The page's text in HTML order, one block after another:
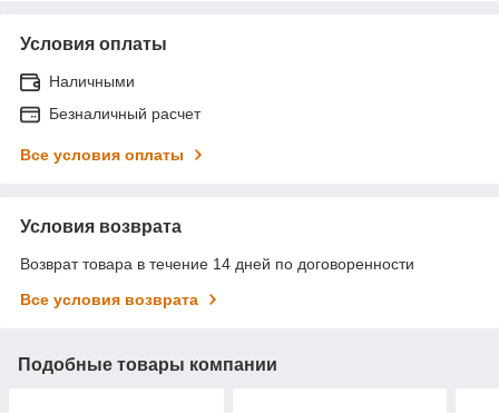
Условия оплаты
Наличными
Безналичный расчет
Все условия оплаты
Условия возврата
Возврат товара в течение 14 дней по договоренности
Все условия возврата
Подобные товары компании